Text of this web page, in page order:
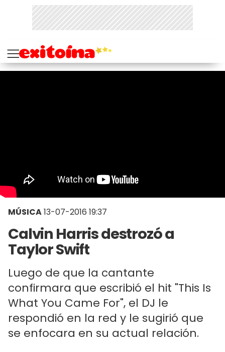
MÚSICA13-07-2016 19:37
Calvin Harris destrozó a
Taylor Swift
Luego de que la cantante
confirmara que escribió el hit "This Is
What You Came For", el DJ le
respondió en la red y le sugirió que
se enfocara en su actual relación.